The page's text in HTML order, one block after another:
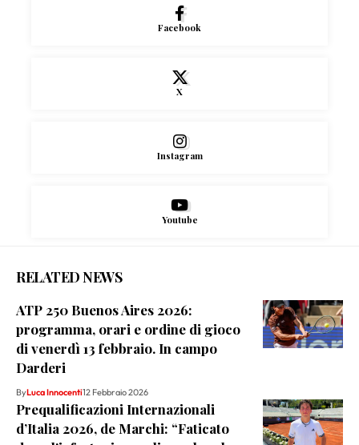
Facebook
X
Instagram
Youtube
RELATED NEWS
ATP 250 Buenos Aires 2026:
programma, orari e ordine di gioco
di venerdì 13 febbraio. In campo
Darderi
ByLuca Innocenti12 Febbraio 2026
Prequalificazioni Internazionali
d’Italia 2026, de Marchi: “Faticato